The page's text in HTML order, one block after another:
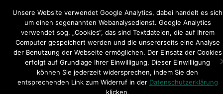
Impressum Datenschutzerklärung
Teilnahmebedingungen
Sitemap
Kontakt
Plattsounds_2017_3937
Hauptmenü
Unsere Website verwendet Google Analytics, dabei handelt es sich
um einen sogenannten Webanalysedienst. Google Analytics
verwendet sog. „Cookies“, das sind Textdateien, die auf Ihrem
Computer gespeichert werden und die unsererseits eine Analyse
der Benutzung der Webseite ermöglichen. Der Einsatz der Cookies
erfolgt auf Grundlage Ihrer Einwilligung. Dieser Einwilligung
können Sie jederzeit widersprechen, indem Sie den
entsprechenden Link zum Widerruf in der Datenschutzerklärung
klicken.